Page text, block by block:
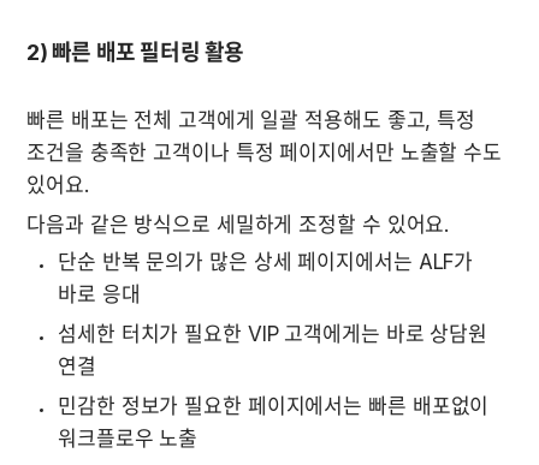
2) 빠른 배포 필터링 활용
빠른 배포는 전체 고객에게 일괄 적용해도 좋고, 특정
조건을 충족한 고객이나 특정 페이지에서만 노출할 수도
있어요.
다음과 같은 방식으로 세밀하게 조정할 수 있어요.
단순 반복 문의가 많은 상세 페이지에서는 ALF가
바로 응대
섬세한 터치가 필요한 VIP 고객에게는 바로 상담원
연결
민감한 정보가 필요한 페이지에서는 빠른 배포없이
워크플로우 노출